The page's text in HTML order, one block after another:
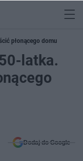
płonącego domu
latka.
Dodaj do Google